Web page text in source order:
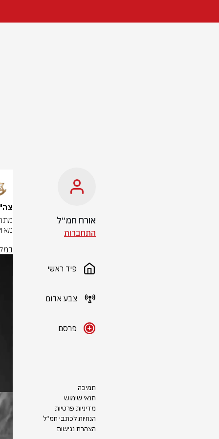
אורח חמ״ל
התחברות
פיד ראשי
צבע אדום
פרסם
תמיכה
תנאי שימוש
מדיניות פרטיות
הנחיות לכתבי חמ״ל
הצהרת נגישות
צה"ל: 30 כטב"מים